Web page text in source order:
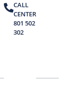
CALL
CENTER
801 502
302